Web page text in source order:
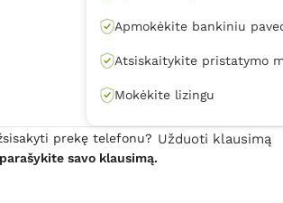
Apmokėkite bankiniu
Atsiskaitykite pristatymo
Mokėkite lizingu
prekę telefonu?
parašykite savo klausimą.
Užduoti klausimą